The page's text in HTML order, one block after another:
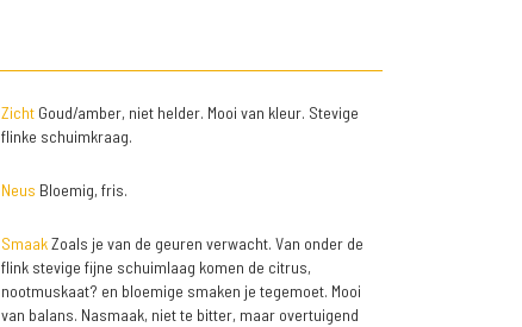
ZichtGoud/amber, niet helder. Mooi van kleur. Stevige
flinke schuimkraag.
Neus Bloemig, fris.
SmaakZoals je van de geuren verwacht. Van onder de
flink stevige fijne schuimlaag komen de citrus,
nootmuskaat? en bloemige smaken je tegemoet. Mooi
van balans. Nasmaak, niet te bitter, maar overtuigend